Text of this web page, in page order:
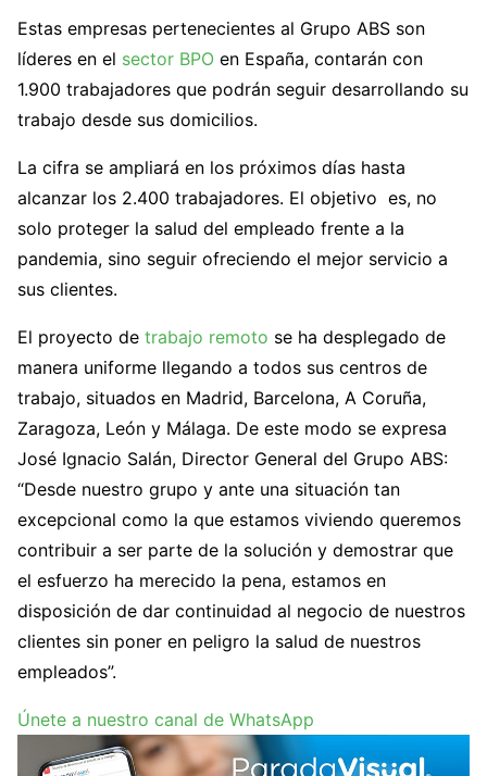
Estas empresas pertenecientes al Grupo ABS son
líderes en el sector BPO en España, contarán con
1.900 trabajadores que podrán seguir desarrollando su
trabajo desde sus domicilios.
La cifra se ampliará en los próximos días hasta
alcanzar los 2.400 trabajadores. El objetivo es, no
solo proteger la salud del empleado frente a la
pandemia, sino seguir ofreciendo el mejor servicio a
sus clientes.
El proyecto de trabajo remoto se ha desplegado de
manera uniforme llegando a todos sus centros de
trabajo, situados en Madrid, Barcelona, A Coruña,
Zaragoza, León y Málaga. De este modo se expresa
José Ignacio Salán, Director General del Grupo ABS:
“Desde nuestro grupo y ante una situación tan
excepcional como la que estamos viviendo queremos
contribuir a ser parte de la solución y demostrar que
el esfuerzo ha merecido la pena, estamos en
disposición de dar continuidad al negocio de nuestros
clientes sin poner en peligro la salud de nuestros
empleados”.
Únete a nuestro canal de WhatsApp